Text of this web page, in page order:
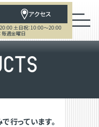
アクセス
土日祝：10:00～20:00
毎週金曜日
CTS
行っています。